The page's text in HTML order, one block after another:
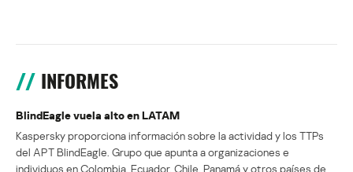
INFORMES
BlindEagle vuela alto en LATAM
Kaspersky proporciona información sobre la actividad y los TTPs
del APT BlindEagle. Grupo que apunta a organizaciones e
individuos en Colombia, Ecuador, Chile, Panamá y otros países de